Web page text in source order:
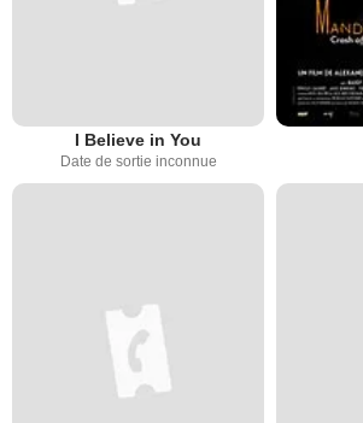
I Believe in You
Date de sortie inconnue